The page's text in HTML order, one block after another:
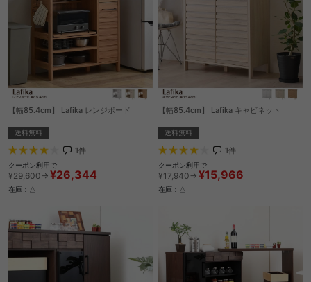
【幅85.4cm】 Lafika レンジボード
送料無料
1件
クーポン利用で
¥29,600→ ¥26,344
在庫：△
【幅85.4cm】 Lafika キャビネット
送料無料
1件
クーポン利用で
¥17,940→ ¥15,966
在庫：△